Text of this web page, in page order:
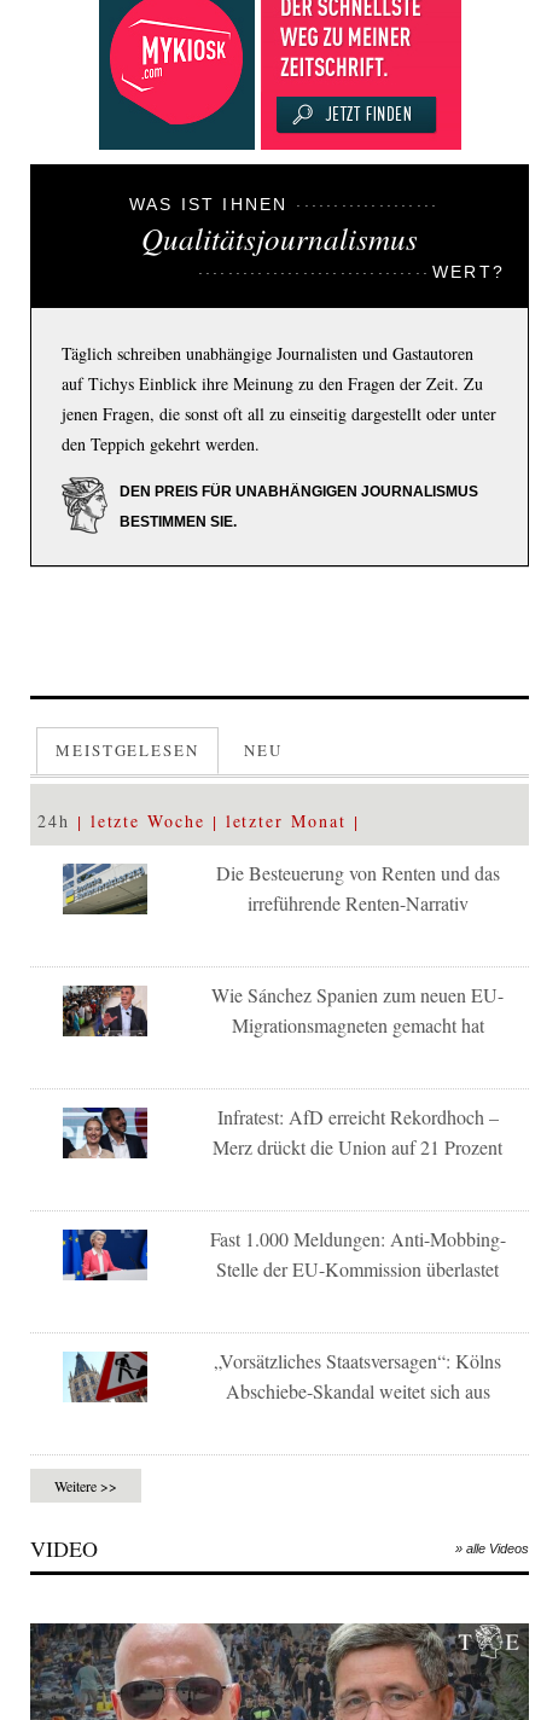
WAS IST IHNEN
Qualitätsjournalismus
WERT?
Täglich schreiben unabhängige Journalisten und Gastautoren
auf Tichys Einblick ihre Meinung zu den Fragen der Zeit. Zu
jenen Fragen, die sonst oft all zu einseitig dargestellt oder unter
den Teppich gekehrt werden.
DEN PREIS FÜR UNABHÄNGIGEN JOURNALISMUS
BESTIMMEN SIE.
MEISTGELESEN NEU
24h letzte Woche letzter Monat
Die Besteuerung von Renten und das
irreführende Renten-Narrativ
Wie Sánchez Spanien zum neuen EU-
Migrationsmagneten gemacht hat
Infratest: AfD erreicht Rekordhoch –
Merz drückt die Union auf 21 Prozent
Fast 1.000 Meldungen: Anti-Mobbing-
Stelle der EU-Kommission überlastet
„Vorsätzliches Staatsversagen“: Kölns
Abschiebe-Skandal weitet sich aus
Weitere >>
VIDEO » alle Videos